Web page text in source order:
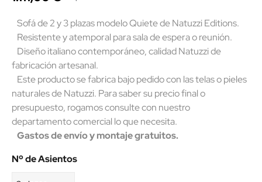
Sofá de 2 y 3 plazas modelo Quiete de Natuzzi Editions.
Resistente y atemporal para sala de espera o reunión.
Diseño italiano contemporáneo, calidad Natuzzi de
fabricación artesanal.
Este producto se fabrica bajo pedido con las telas o pieles
naturales de Natuzzi. Para saber su precio final o
presupuesto, rogamos consulte con nuestro
departamento comercial lo que necesita.
Gastos de envío y montaje gratuitos.
Nº de Asientos